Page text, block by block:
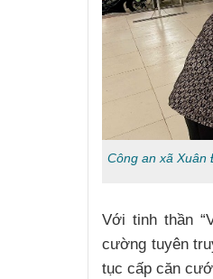
Công an xã Xuân
Với tinh thần
cường tuyên
tục cấp căn